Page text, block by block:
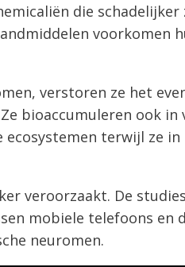
die schadelijker
voorkomen
verstoren ze het
bioaccumuleren ook in
terwijl ze
veroorzaakt. De
mobiele telefoons en
neuromen.